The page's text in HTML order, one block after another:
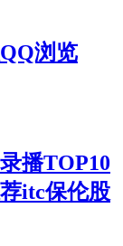
浏览
播TOP10
itc保伦股